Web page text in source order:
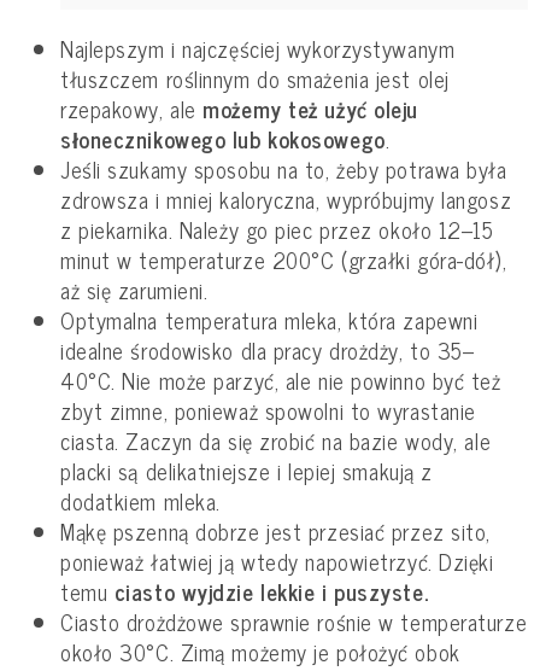
Najlepszym i najczęściej wykorzystywanym
tłuszczem roślinnym do smażenia jest olej
rzepakowy, ale możemy też użyć oleju
słonecznikowego lub kokosowego.
Jeśli szukamy sposobu na to, żeby potrawa była
zdrowsza i mniej kaloryczna, wypróbujmy langosz
z piekarnika. Należy go piec przez około 12–15
minut w temperaturze 200°C (grzałki góra-dół),
aż się zarumieni.
Optymalna temperatura mleka, która zapewni
idealne środowisko dla pracy drożdży, to 35–
40°C. Nie może parzyć, ale nie powinno być też
zbyt zimne, ponieważ spowolni to wyrastanie
ciasta. Zaczyn da się zrobić na bazie wody, ale
placki są delikatniejsze i lepiej smakują z
dodatkiem mleka.
Mąkę pszenną dobrze jest przesiać przez sito,
ponieważ łatwiej ją wtedy napowietrzyć. Dzięki
temu ciasto wyjdzie lekkie i puszyste.
Ciasto drożdżowe sprawnie rośnie w temperaturze
około 30°C. Zimą możemy je położyć obok